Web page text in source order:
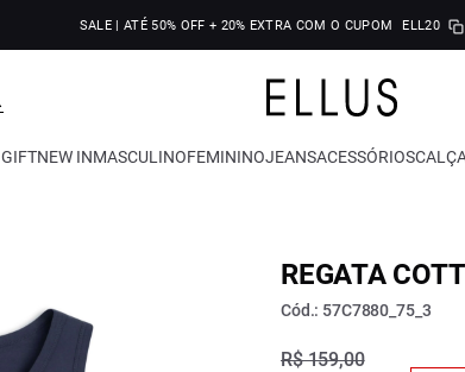
SALE | ATÉ 50% OFF + 20% EXTRA COM O CUPOM ELL20
GIFTNEW INMASCULINOFEMININOJEANSACESSÓRIOS
REGATA
Cód.: 57C7880_75_3
R$ 159,00